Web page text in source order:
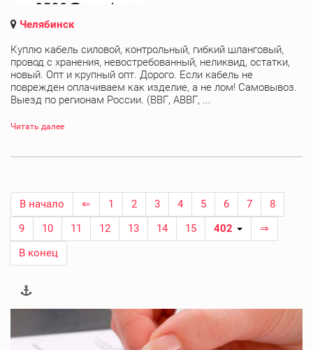
Челябинск
Куплю кабель силовой, контрольный, гибкий шланговый,
провод с хранения, невостребованный, неликвид, остатки,
новый. Опт и крупный опт. Дорого. Если кабель не
поврежден оплачиваем как изделие, а не лом! Самовывоз.
Выезд по регионам России. (ВВГ, АВВГ, ...
Читать далее
В начало ⇐ 1 2 3 4 5 6 7
8
9
10 11 12 13 14 15 402
⇒
В конец